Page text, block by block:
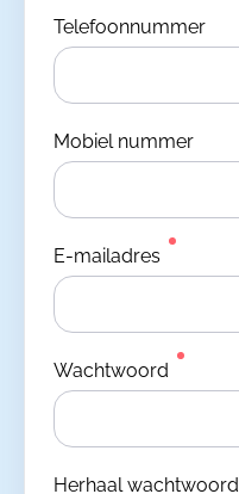
Telefoonnummer
Mobiel nummer
E-mailadres
Wachtwoord
Herhaal wachtwoord